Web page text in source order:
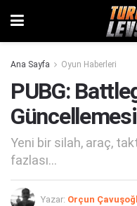
Ana Sayfa Oyun Haberleri
PUBG:
Yeni bir silah, araç,
fazlası...
Yazar: Orçun